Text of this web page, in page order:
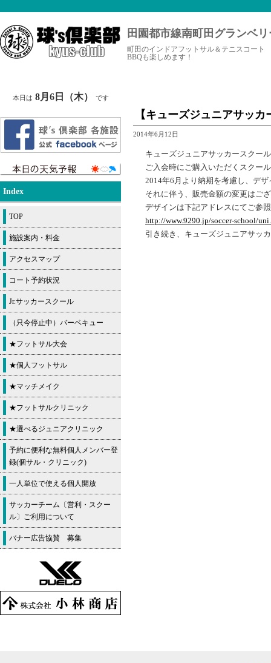
田園都市線南町田グランベ
町田のインドアフットサル＆テニスコート
BBQも楽しめます！
【キューズジュニアサッ
2014年6月12日
キューズジュニアサッカースクー
ご入会時にご購入いただくスクー
2014年6月より納期を考慮し、デ
それに伴う、販売金額の変更はご
デザインは下記アドレスにてご参
http://www.9290.jp/soccer-school/
引き続き、キューズジュニアサッ
本日は 8月6日（木） です
Index
TOP
施設案内・料金
アクセスマップ
コート予約状況
Jr.サッカースクール
（只今停止中）バーベキュー
★フットサル大会
★個人フットサル
★マッチメイク
★フットサルクリニック
★選べるジュニアクリニック
予約に便利な無料個人メンバー登
録(個サル・クリニック)
一人単位で使える個人開放
サッカーチーム〔営利・スクー
ル〕ご利用について
バナー広告協賛 募集